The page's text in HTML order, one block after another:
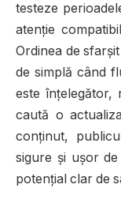
testeze
atenție
Ordinea de
de simplă când
este înțelegător,
caută o
conținut,
sigure și ușor
potențial clar de